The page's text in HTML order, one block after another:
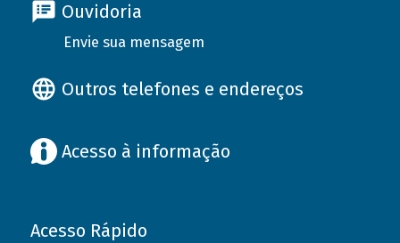
Ouvidoria
Envie sua mensagem
Outros telefones e endereços
Acesso à informação
Acesso Rápido